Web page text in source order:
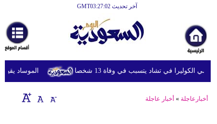
آخر تحديث GMT03:27:02
أخبارعاجلة
رياضة
ثقافة
إقتصاد
الموساد يقيل الكوليرا في تشاد يتسبب في وفاة 13 شخصا
أخبارعاجلة » أخبار عاجلة